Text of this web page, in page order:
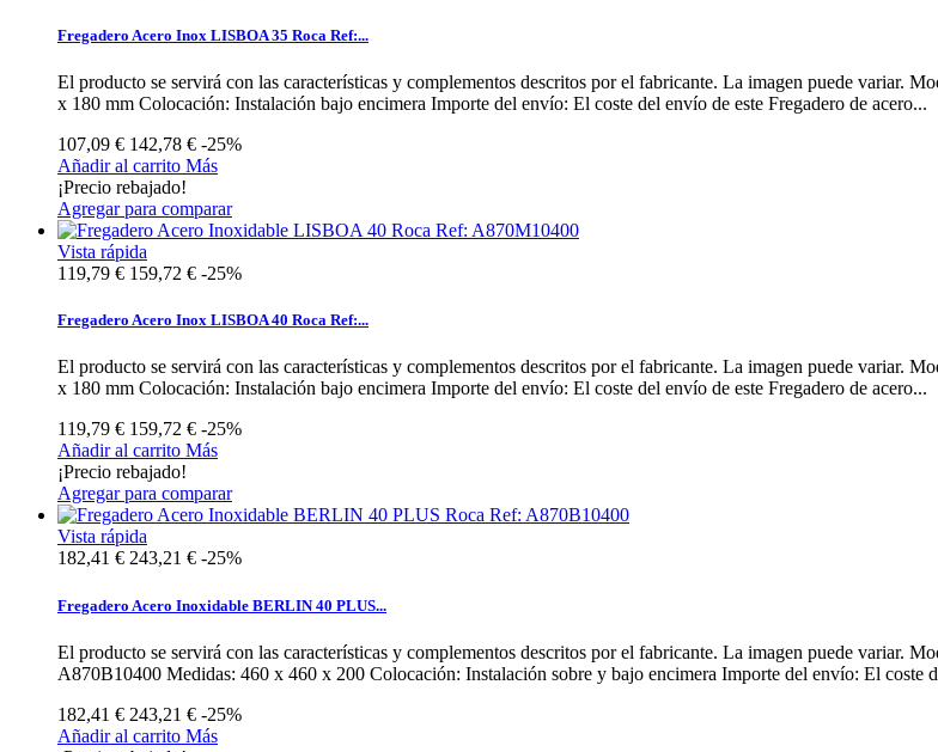
Fregadero Acero Inox LISBOA 35 Roca Ref:...
El producto se servirá con las características y complementos descritos por el fabricante. La imagen puede
x 180 mm Colocación: Instalación bajo encimera Importe del envío: El coste del envío de este Fregadero de acero...
107,09 € 142,78 € -25%
Añadir al carrito Más
¡Precio rebajado!
Agregar para comparar
Vista rápida
119,79 € 159,72 € -25%
Fregadero Acero Inox LISBOA 40 Roca Ref:...
El producto se servirá con las características y complementos descritos por el fabricante. La imagen puede
x 180 mm Colocación: Instalación bajo encimera Importe del envío: El coste del envío de este Fregadero de acero...
119,79 € 159,72 € -25%
Añadir al carrito Más
¡Precio rebajado!
Agregar para comparar
Vista rápida
182,41 € 243,21 € -25%
Fregadero Acero Inoxidable BERLIN 40 PLUS...
El producto se servirá con las características y complementos descritos por el fabricante. La imagen puede variar.
A870B10400 Medidas: 460 x 460 x 200 Colocación: Instalación sobre y bajo encimera Importe del envío: El coste
182,41 € 243,21 € -25%
Añadir al carrito Más